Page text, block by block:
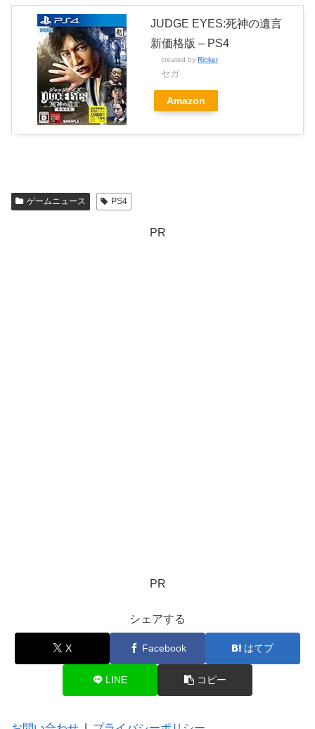
JUDGE EYES:死神の遺言
新価格版 – PS4
created by Rinker
セガ
Amazon
ゲームニュース PS4
PR
PR
シェアする
X Facebook はてブ
LINE コピー